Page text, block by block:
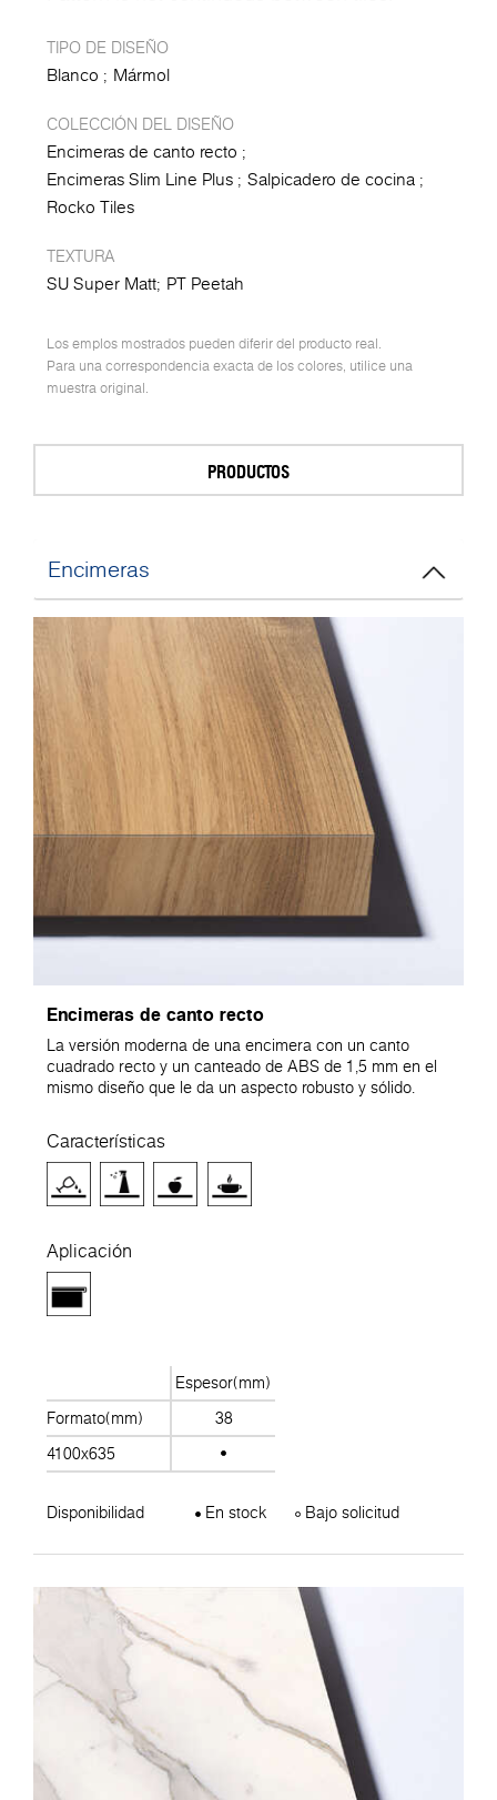
TIPO DE DISEÑO
Blanco Mármol
COLECCIÓN DEL DISEÑO
Encimeras de canto recto
Encimeras Slim Line Plus
Salpicadero de cocina
Rocko Tiles
TEXTURA
SU Super Matt PT Peetah
Los emplos mostrados pueden diferir del producto real.
Para una correspondencia exacta de los colores, utilice una
muestra original.
PRODUCTOS
Encimeras
Encimeras de canto recto
La versión moderna de una encimera con un canto
cuadrado recto y un canteado de ABS de 1,5 mm en el
mismo diseño que le da un aspecto robusto y sólido.
Características
Aplicación
Espesor(mm)
Formato(mm)
38
4100x635
Disponibilidad En stock Bajo solicitud